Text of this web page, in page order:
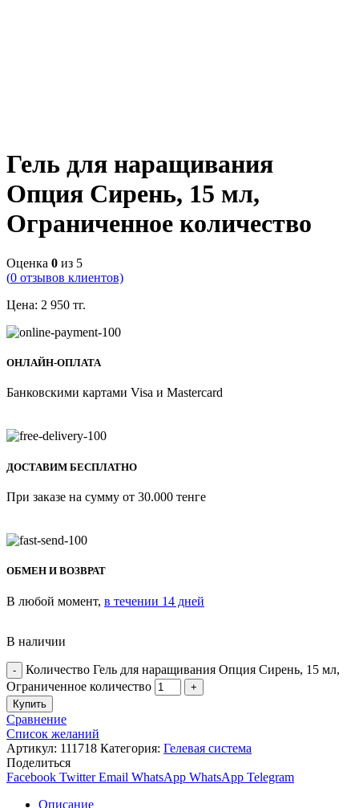
Гель для наращивания
Опция Сирень, 15 мл,
Ограниченное количество
Оценка 0 из 5
(0 отзывов клиентов)
Цена: 2 950 тг.
ОНЛАЙН-ОПЛАТА
Банковскими картами Visa и Mastercard
ДОСТАВИМ БЕСПЛАТНО
При заказе на сумму от 30.000 тенге
ОБМЕН И ВОЗВРАТ
В любой момент, в течении 14 дней
В наличии
Количество Гель для наращивания Опция Сирень, 15 мл,
Ограниченное количество
Купить
Сравнение
Список желаний
Артикул: 111718 Категория: Гелевая система
Поделиться
Facebook Twitter Email WhatsApp WhatsApp Telegram
Описание